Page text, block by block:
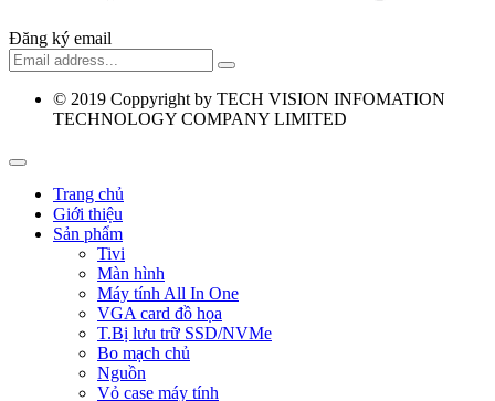
Đăng ký email
© 2019 Coppyright by TECH VISION INFOMATION
TECHNOLOGY COMPANY LIMITED
Trang chủ
Giới thiệu
Sản phẩm
Tivi
Màn hình
Máy tính All In One
VGA card đồ họa
T.Bị lưu trữ SSD/NVMe
Bo mạch chủ
Nguồn
Vỏ case máy tính